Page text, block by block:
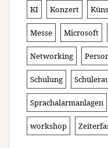
KI Konzert
Messe Microsoft
Networking
Schulung
Sprachalarmanlagen
workshop